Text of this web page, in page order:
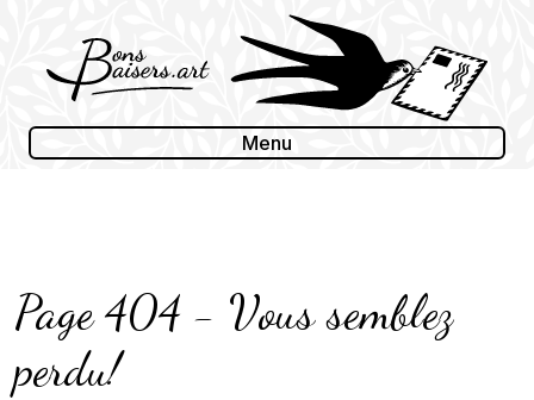
content
Menu
Page 404 - Vous semblez
perdu!